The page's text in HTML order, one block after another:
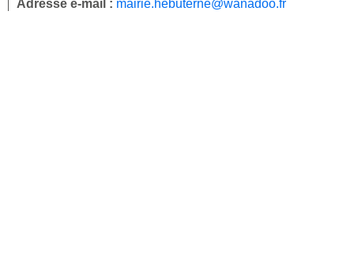
Adresse e-mail : mairie.hebuterne@wanadoo.fr